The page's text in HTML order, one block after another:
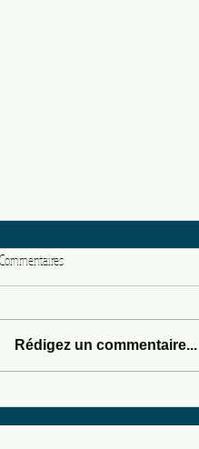
Commentaires
Rédigez un commentaire...